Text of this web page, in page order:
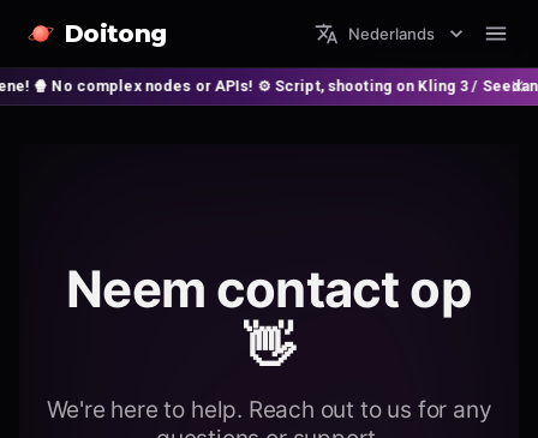
Doitong Nederlands
nodes or APIs! ⚙️ Script, shooting on Kling 3 / Seedance 2
Neem contact op
👋
We're here to help. Reach out to us for any